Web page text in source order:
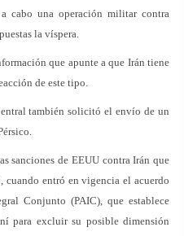
cabo una operación militar contra
la víspera.
que apunte a que Irán tiene
de este tipo.
también solicitó el envío de un
sanciones de EEUU contra Irán que
cuando entró en vigencia el acuerdo
Conjunto (PAIC), que establece
para excluir su posible dimensión